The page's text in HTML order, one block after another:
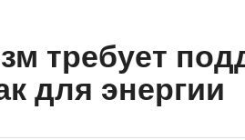
требует
для энергии